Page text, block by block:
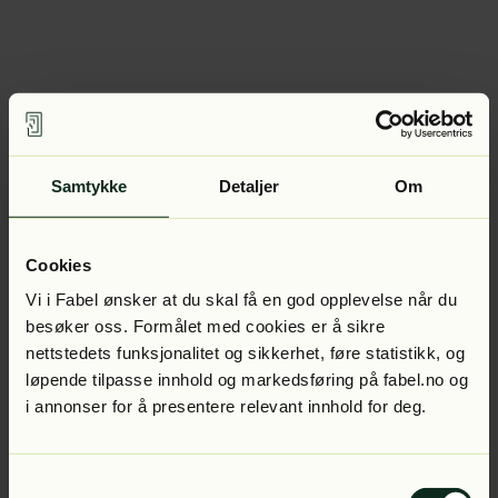
Samtykke Detaljer Om
Cookies
Vi i Fabel ønsker at du skal få en god opplevelse når du
besøker oss. Formålet med cookies er å sikre
nettstedets funksjonalitet og sikkerhet, føre statistikk, og
løpende tilpasse innhold og markedsføring på fabel.no og
i annonser for å presentere relevant innhold for deg.